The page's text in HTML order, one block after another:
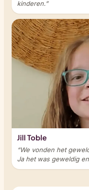
kinderen.”
Jill Toble
“We vonden het
Ja het was geweldig